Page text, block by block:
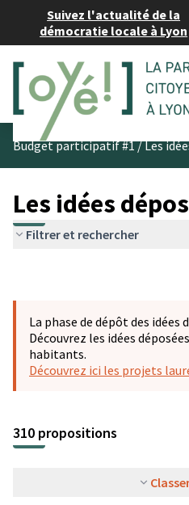
Suivez l'actualité de la
démocratie locale à Lyon
Budget participatif #1/Les
Les idées
Filtrer et rechercher
La phase de dépôt des idées
Découvrez les idées
habitants.
Découvrez ici les projets
310 propositions